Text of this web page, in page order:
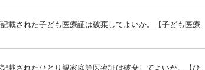
載された子ども医療証は破棄してよいか。【子ども医療
載されたひとり親家庭等医療証は破棄してよいか。【ひ